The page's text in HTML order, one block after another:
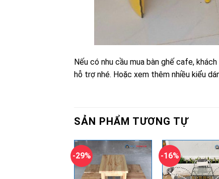
Nếu có nhu cầu mua bàn ghế cafe,
hỗ trợ nhé. Hoặc xem thêm nhiều kiểu
SẢN PHẨM TƯƠNG TỰ
-29% -16%